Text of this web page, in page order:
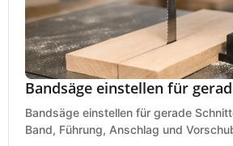
Bandsäge einstellen für
Bandsäge einstellen für gerade
Band, Führung, Anschlag und